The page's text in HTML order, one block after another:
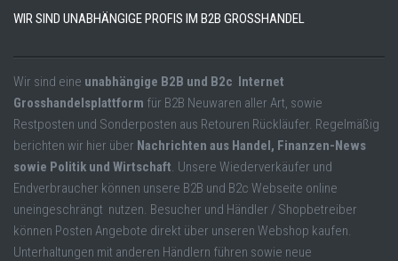
WIR SIND UNABHÄNGIGE PROFIS IM B2B GROSSHANDEL
Wir sind eine unabhängige B2B und B2c Internet
Grosshandelsplattform für B2B Neuwaren aller Art, sowie
Restposten und Sonderposten aus Retouren Rückläufer. Regelmäßig
berichten wir hier über Nachrichten aus Handel, Finanzen-News
sowie Politik und Wirtschaft. Unsere Wiederverkäufer und
Endverbraucher können unsere B2B und B2c Webseite online
uneingeschrängt nutzen. Besucher und Händler / Shopbetreiber
können Posten Angebote direkt über unseren Webshop kaufen.
Unterhaltungen mit anderen Händlern führen sowie neue